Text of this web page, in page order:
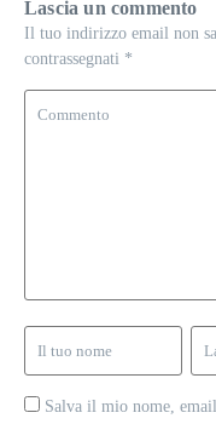
Lascia un commento
Il tuo indirizzo email non
contrassegnati *
Salva il mio nome,